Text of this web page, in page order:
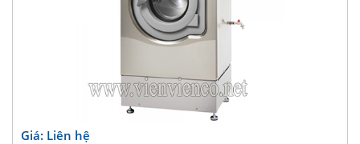
Giá: Liên hệ